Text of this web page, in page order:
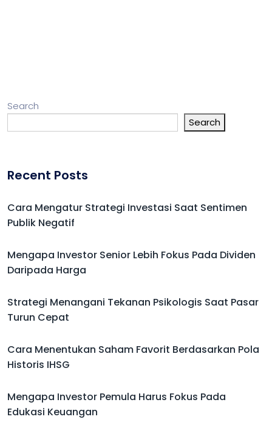
Search
Search
Recent Posts
Cara Mengatur Strategi Investasi Saat Sentimen
Publik Negatif
Mengapa Investor Senior Lebih Fokus Pada Dividen
Daripada Harga
Strategi Menangani Tekanan Psikologis Saat Pasar
Turun Cepat
Cara Menentukan Saham Favorit Berdasarkan Pola
Historis IHSG
Mengapa Investor Pemula Harus Fokus Pada
Edukasi Keuangan